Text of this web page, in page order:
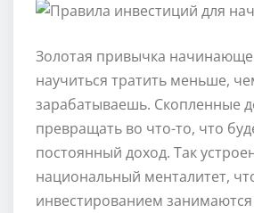
Золотая привычка
научиться тратить меньше,
зарабатываешь. Скопленные
превращать во что-то, что
постоянный доход. Так
национальный менталитет,
инвестированием